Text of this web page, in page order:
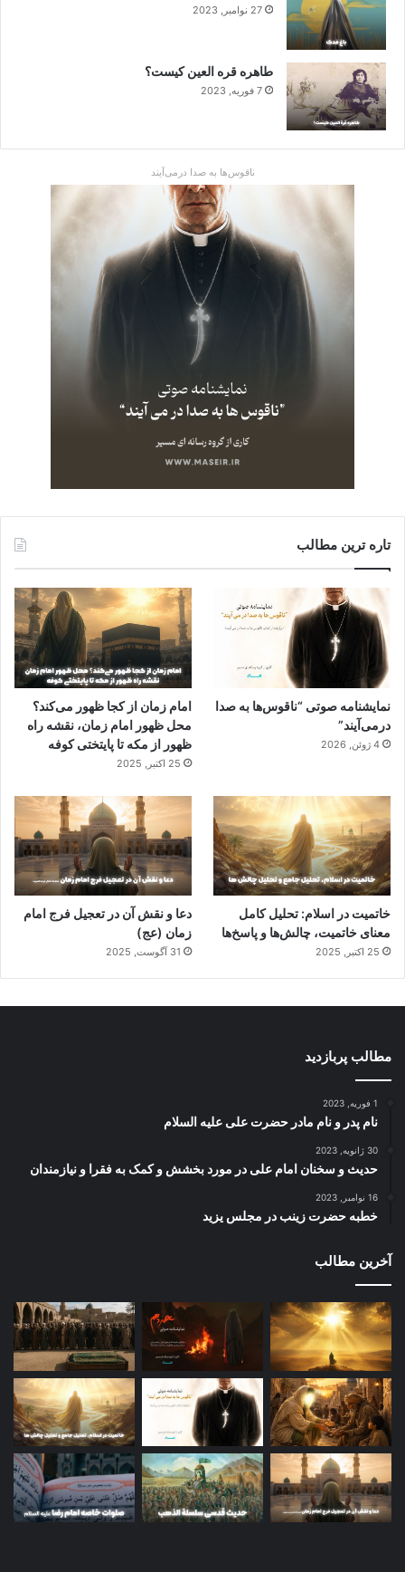
27 نوامبر, 2023
طاهره قره العین کیست؟
7 فوریه, 2023
ناقوس‌ها به صدا در‌می‌آیند
تاره ترین مطالب
نمایشنامه صوتی “ناقوس‌ها به صدا
در‌می‌آیند”
4 ژوئن, 2026
امام زمان از کجا ظهور می‌کند؟
محل ظهور امام زمان، نقشه راه
ظهور از مکه تا پایتختی کوفه
25 اکتبر, 2025
خاتمیت در اسلام: تحلیل کامل
معنای خاتمیت، چالش‌ها و پاسخ‌ها
25 اکتبر, 2025
دعا و نقش آن در تعجیل فرج امام
زمان (عج)
31 آگوست, 2025
مطالب پربازدید
1 فوریه, 2023
نام پدر و نام مادر حضرت علی علیه السلام
30 ژانویه, 2023
حدیث و سخنان امام علی در مورد بخشش و کمک به فقرا و نیازمندان
16 نوامبر, 2023
خطبه حضرت زینب در مجلس یزید
آخرین مطالب